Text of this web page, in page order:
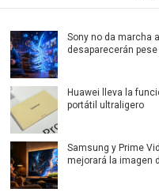
Sony no da marcha
desaparecerán
Huawei lleva la
portátil ultraligero
Samsung y Prime
mejorará la imagen